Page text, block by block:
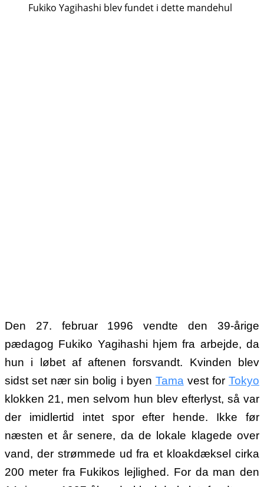
Fukiko Yagihashi blev fundet i dette mandehul
Den 27. februar 1996 vendte den 39-årige
pædagog Fukiko Yagihashi hjem fra arbejde, da
hun i løbet af aftenen forsvandt. Kvinden blev
sidst set nær sin bolig i byen Tama vest forTokyo
klokken 21, men selvom hun blev efterlyst, så var
der imidlertid intet spor efter hende. Ikke før
næsten et år senere, da de lokale klagede over
vand, der strømmede ud fra et kloakdæksel cirka
200 meter fra Fukikos lejlighed. For da man den